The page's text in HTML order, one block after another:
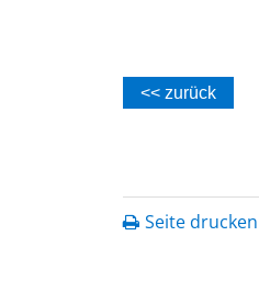
<< zurück
Seite drucken